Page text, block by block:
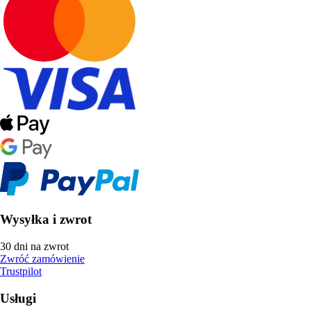
Wysyłka i zwrot
30 dni na zwrot
Zwróć zamówienie
Trustpilot
Usługi